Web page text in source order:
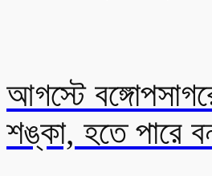
আগস্টে
শঙ্কা, হতে পারে